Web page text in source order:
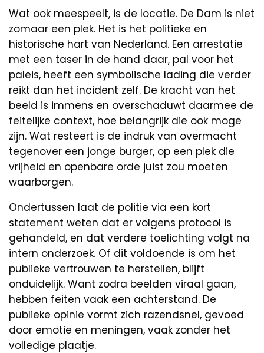
Wat ook meespeelt, is de locatie. De Dam is niet
zomaar een plek. Het is het politieke en
historische hart van Nederland. Een arrestatie
met een taser in de hand daar, pal voor het
paleis, heeft een symbolische lading die verder
reikt dan het incident zelf. De kracht van het
beeld is immens en overschaduwt daarmee de
feitelijke context, hoe belangrijk die ook moge
zijn. Wat resteert is de indruk van overmacht
tegenover een jonge burger, op een plek die
vrijheid en openbare orde juist zou moeten
waarborgen.
Ondertussen laat de politie via een kort
statement weten dat er volgens protocol is
gehandeld, en dat verdere toelichting volgt na
intern onderzoek. Of dit voldoende is om het
publieke vertrouwen te herstellen, blijft
onduidelijk. Want zodra beelden viraal gaan,
hebben feiten vaak een achterstand. De
publieke opinie vormt zich razendsnel, gevoed
door emotie en meningen, vaak zonder het
volledige plaatje.